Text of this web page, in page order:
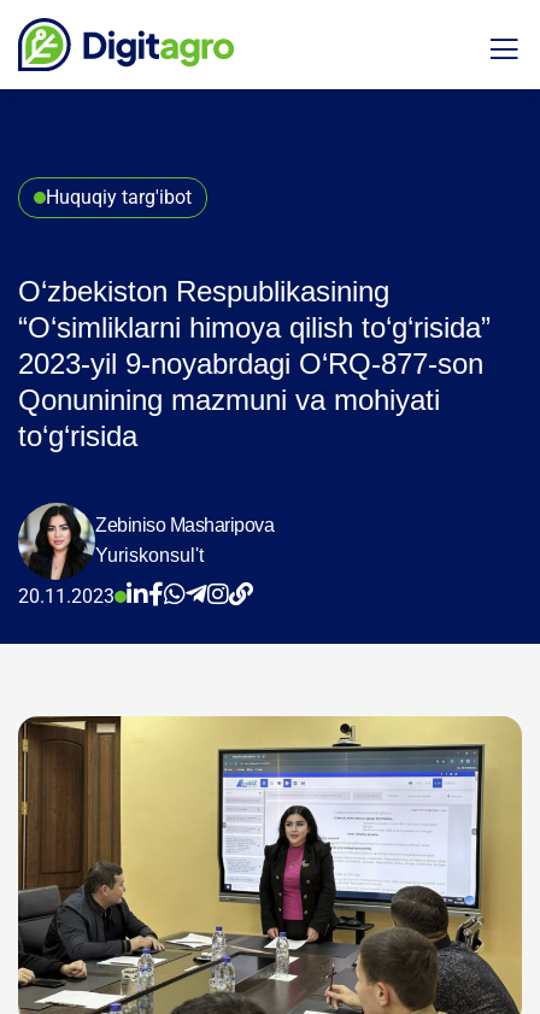
Huquqiy targ'ibot
O‘zbekiston Respublikasining
“O‘simliklarni himoya qilish to‘g‘risida”
2023-yil 9-noyabrdagi O‘RQ-877-son
Qonunining mazmuni va mohiyati
to‘g‘risida
Zebiniso Masharipova
Yuriskonsul't
20.11.2023